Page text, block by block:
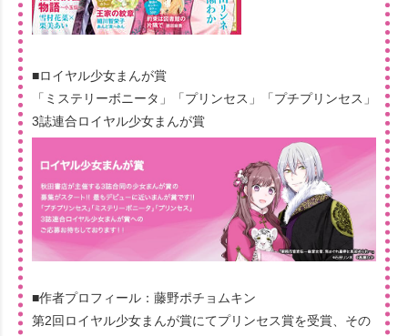
■ロイヤル少女まんが賞
「ミステリーボニータ」「プリンセス」「プチプリンセス」
3誌連合ロイヤル少女まんが賞
■作者プロフィール：藤野ポチョムキン
第2回ロイヤル少女まんが賞にてプリンセス賞を受賞、その